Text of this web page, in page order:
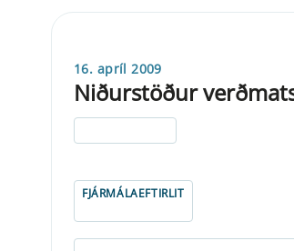
16. apríl 2009
Niðurstöður
FJÁRMÁLAEFTIRLIT